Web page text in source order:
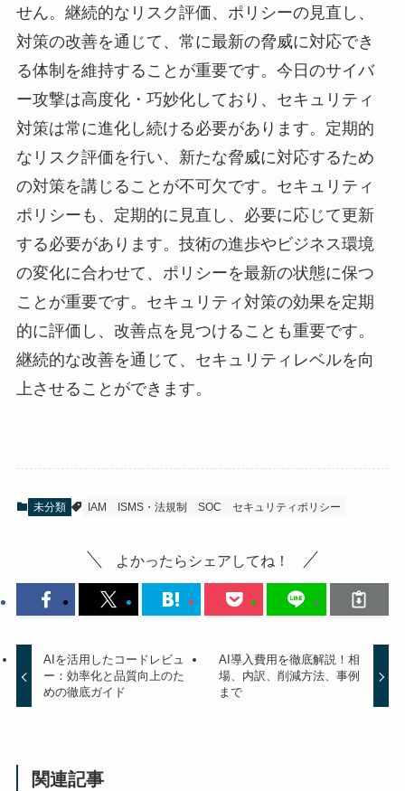
せん。継続的なリスク評価、ポリシーの見直し、
対策の改善を通じて、常に最新の脅威に対応でき
る体制を維持することが重要です。今日のサイバ
ー攻撃は高度化・巧妙化しており、セキュリティ
対策は常に進化し続ける必要があります。定期的
なリスク評価を行い、新たな脅威に対応するため
の対策を講じることが不可欠です。セキュリティ
ポリシーも、定期的に見直し、必要に応じて更新
する必要があります。技術の進歩やビジネス環境
の変化に合わせて、ポリシーを最新の状態に保つ
ことが重要です。セキュリティ対策の効果を定期
的に評価し、改善点を見つけることも重要です。
継続的な改善を通じて、セキュリティレベルを向
上させることができます。
未分類 IAM ISMS・法規制 SOC セキュリティポリシー
よかったらシェアしてね！
AIを活用したコードレビュ
ー：効率化と品質向上のた
めの徹底ガイド
AI導入費用を徹底解説！相
場、内訳、削減方法、事例
まで
関連記事